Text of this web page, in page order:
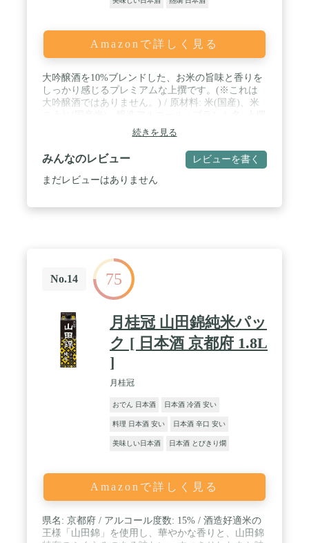
Amazonで詳しく見る
大吟醸酒を10%ブレンドした、お米の旨味と香りを
しっかり感じるプレミアムな上撰です。(※これは
大吟醸酒ではありません。) / 原材料: 米(国産)、米
さけパック / メーカー名: 月桂冠 / 原産国名: 日本
続きを見る
みんなのレビュー レビューを書く
まだレビューはありません
No.14 75
月桂冠 山田錦純米パッ
ク [ 日本酒 京都府 1.8L
]
月桂冠
おでん 日本酒 日本酒 冷酒 安い
料理 日本酒 安い 日本酒 辛口 安い
美味しい日本酒 日本酒 とびきり燗
Amazonで詳しく見る
県名: 京都府 / アルコール度数: 15% / 酒造好適米の
王様「山田錦」を使用し、華やかな香りと、山田錦